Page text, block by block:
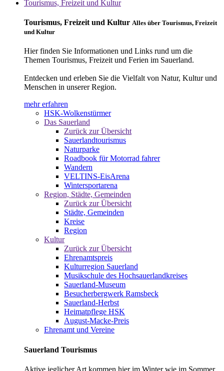
Tourismus, Freizeit und Kultur
Tourismus, Freizeit und Kultur Alles über Tourismus, Freizeit
und Kultur
Hier finden Sie Informationen und Links rund um die
Themen Tourismus, Freizeit und Ferien im Sauerland.
Entdecken und erleben Sie die Vielfalt von Natur, Kultur und
Menschen in unserer Region.
mehr erfahren
HSK-Wolkenstürmer
Das Sauerland
Zurück zur Übersicht
Sauerlandtourismus
Naturparke
Roadbook für Motorrad fahrer
Wandern
VELTINS-EisArena
Wintersportarena
Region, Städte, Gemeinden
Zurück zur Übersicht
Städte, Gemeinden
Kreise
Region
Kultur
Zurück zur Übersicht
Ehrenamtspreis
Kulturregion Sauerland
Musikschule des Hochsauerlandkreises
Sauerland-Museum
Besucherbergwerk Ramsbeck
Sauerland-Herbst
Heimatpflege HSK
August-Macke-Preis
Ehrenamt und Vereine
Sauerland Tourismus
Aktive jeglicher Art kommen hier im Winter wie im Sommer